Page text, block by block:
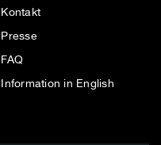
Kontakt
Presse
FAQ
Information in English